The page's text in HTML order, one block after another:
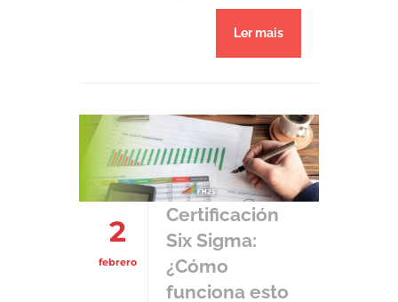
preguntan cuál es el
camino para llegar allí.
Hoy, a los 33 años, puedo
antes, una pregunta: ¿cuál
es su objetivo al entrar en
[…]
Ler mais
2
febrero
Certificación
Six Sigma:
¿Cómo
funciona esto